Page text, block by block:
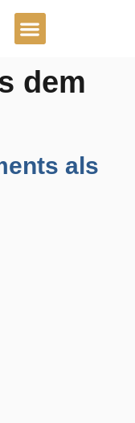
dem
als